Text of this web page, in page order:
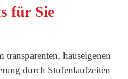
für Sie
transparenten, hauseigenen
durch Stufenlaufzeiten